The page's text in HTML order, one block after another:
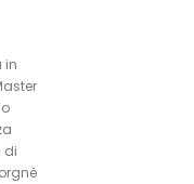
in
di